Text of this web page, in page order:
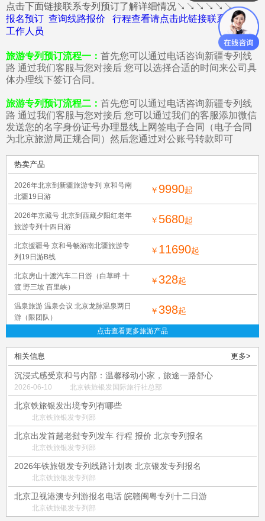
点击下面链接联系专列预订了解详细情况↘↘↘↘↘↘
报名预订 查询线路报价 行程查看请点击此链接联系我们的
工作人员
旅游专列预订流程一： 首先您可以通过电话咨询新疆专列线
路 通过我们客服与您对接后 您可以选择合适的时间来公司具
体办理线下签订合同。
旅游专列预订流程二： 首先您可以通过电话咨询新疆专列线
路 通过我们客服与您对接后 您可以通过我们的客服添加微信
发送您的名字身份证号办理显线上网签电子合同（电子合同
为北京旅游局正规合同）然后您通过对公账号转款即可
热卖产品
2026年北京到新疆旅游专列 京和号南
北疆19日游
￥ 9990起
2026年京藏号 北京到西藏夕阳红老年
旅游专列十四日游
￥ 5680起
北京援疆号 京和号畅游南北疆旅游专
列19日游B线
￥ 11690起
北京房山十渡汽车二日游（白草畔 十
渡 野三坡 百里峡）
￥328起
温泉旅游 温泉会议 北京龙脉温泉两日
游（限团队）
￥398起
点击查看更多旅游产品
相关信息 更多>
沉浸式感受京和号内部：温馨移动小家，旅途一路舒心
2026-06-10 北京铁旅银发国际旅行社总部
北京铁旅银发出境专列有哪些
北京铁旅银发专列部
北京出发首趟老挝专列发车 行程 报价 北京专列报名
北京铁旅银发专列部
2026年铁旅银发专列线路计划表 北京银发专列报名
北京铁旅银发专列部
北京卫视港澳专列游报名电话 皖赣闽粤专列十二日游
北京铁旅银发专列部